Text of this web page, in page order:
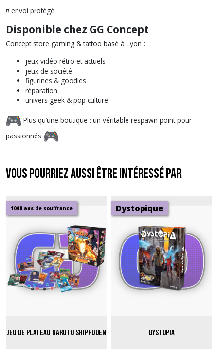
¤ envoi protégé
Disponible chez GG Concept
Concept store gaming & tattoo basé à Lyon :
jeux vidéo rétro et actuels
jeux de société
figurines & goodies
réparation
univers geek & pop culture
Plus qu’une boutique : un véritable respawn point pour
passionnés
Vous pourriez aussi être intéressé par
1000 ans de souffrance
Jeu De Plateau Naruto Shippuden
Dystopique
Dystopia